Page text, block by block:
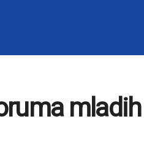
mladih